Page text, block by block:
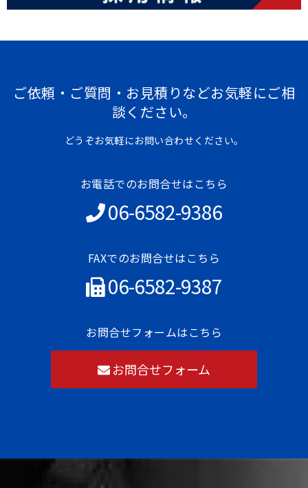
ご依頼・ご質問・お見積りなどお気軽にご相
談ください。
どうぞお気軽にお問い合わせください。
お電話でのお問合せはこちら
06-6582-9386
FAXでのお問合せはこちら
06-6582-9387
お問合せフォームはこちら
お問合せフォーム